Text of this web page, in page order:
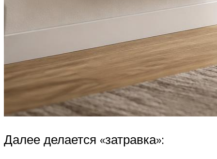
Далее делается «затравка»: